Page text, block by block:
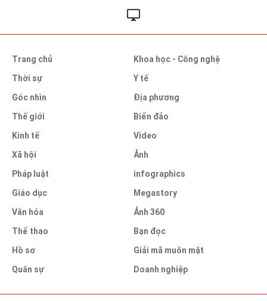
Trang chủ
Thời sự
Góc nhìn
Thế giới
Kinh tế
Xã hội
Pháp luật
Giáo dục
Văn hóa
Thể thao
Hồ sơ
Quân sự
Khoa học - Công nghệ
Y tế
Địa phương
Biển đảo
Video
Ảnh
infographics
Megastory
Ảnh 360
Bạn đọc
Giải mã muôn mặt
Doanh nghiệp